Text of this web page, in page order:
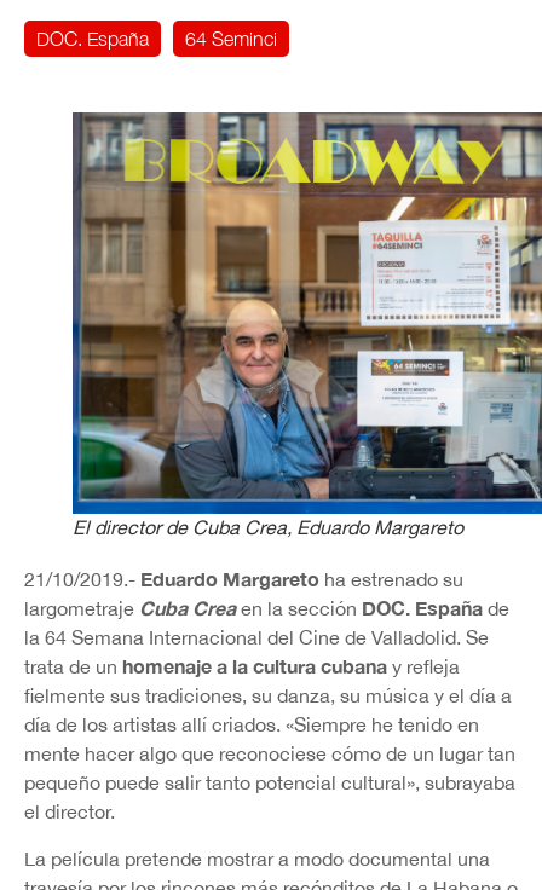
DOC. España 64 Seminci
El director de Cuba Crea, Eduardo Margareto
21/10/2019.- Eduardo Margareto ha estrenado su
largometraje Cuba Creaen la sección DOC. España de
la 64 Semana Internacional del Cine de Valladolid. Se
trata de un homenaje a la cultura cubana y refleja
fielmente sus tradiciones, su danza, su música y el día a
día de los artistas allí criados. «Siempre he tenido en
mente hacer algo que reconociese cómo de un lugar tan
pequeño puede salir tanto potencial cultural», subrayaba
el director.
La película pretende mostrar a modo documental una